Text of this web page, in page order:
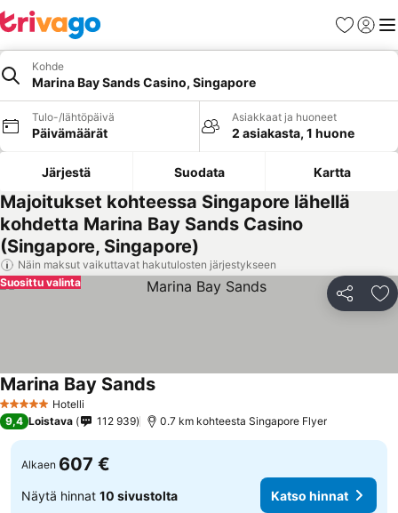
Suosikit
Kohde
Marina Bay Sands Casino, Singapore
Tulo-/lähtöpäivä
Päivämäärät
Asiakkaat ja huoneet
2 asiakasta, 1 huone
Järjestä Suodata Kartta
Majoitukset kohteessa Singapore lähellä
kohdetta Marina Bay Sands Casino
(Singapore, Singapore)
Näin maksut vaikuttavat hakutulosten järjestykseen
Jaa
Suosittu valinta
5 Tähtiluokitus
Hotelli
Marina Bay SandsKatso hinnat
9,4 Loistava 112 939 0.7 km kohteesta Singapore Flyer
Alkaen 607 €
Näytä hinnat 10 sivustolta Katso hinnat